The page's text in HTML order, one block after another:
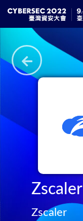
Zscaler
Zscaler